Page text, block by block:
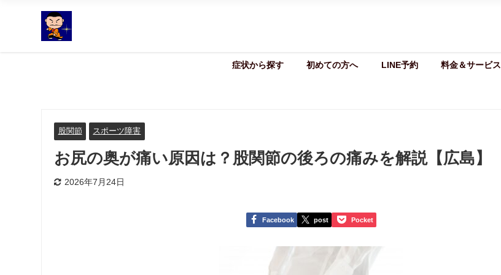
症状から探す 初めての方へ LINE予約 料金＆サービス
股関節 スポーツ障害
お尻の奥が痛い原因は？股関節の後ろの痛みを解説【広島】
2026年7月24日
Facebook post Pocket